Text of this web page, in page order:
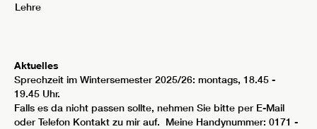
Lehre
Aktuelles
Sprechzeit im Wintersemester 2025/26: montags, 18.45 -
19.45 Uhr.
Falls es da nicht passen sollte, nehmen Sie bitte per E-Mail
oder Telefon Kontakt zu mir auf. Meine Handynummer: 0171 -